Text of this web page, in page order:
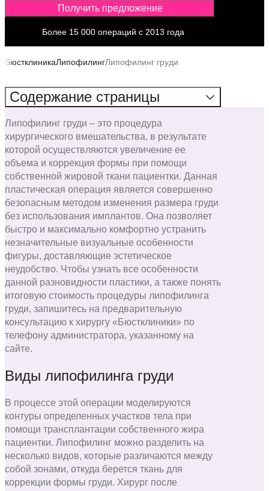
БюстклиникаЛипофилингЛипофилинг груди
Содержание страницы
Получить предложение
Более 15 000 операций с 2013 года
Липофилинг груди – это процедура
хирургического вмешательства, в результате
которой осуществляются увеличение ее
объема и коррекция формы при помощи
собственной жировой ткани пациентки. Данная
пластическая операция является совершенно
безопасным методом изменения размера груди
без использования имплантов. Она позволяет
быстро и максимально комфортно устранить
незначительные визуальные особенности
фигуры, доставляющие эстетическое
неудобство. Чтобы узнать все особенности
данной разновидности пластики, а также понять
итоговую стоимость процедуры липофилинга
груди, запишитесь на предварительную
консультацию к хирургу «Бюстклиники» по
телефону администратора, указанному на
сайте.
Виды липофилинга груди
В процессе этой операции моделируются
контуры определенных участков тела при
помощи трансплантации собственного жира
пациентки. Липофилинг можно разделить на
несколько видов, которые различаются между
собой зонами, откуда берется ткань для
коррекции формы груди. Хирург после